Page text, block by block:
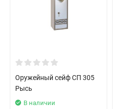
Оружейный сейф СП 305
Рысь
В наличии